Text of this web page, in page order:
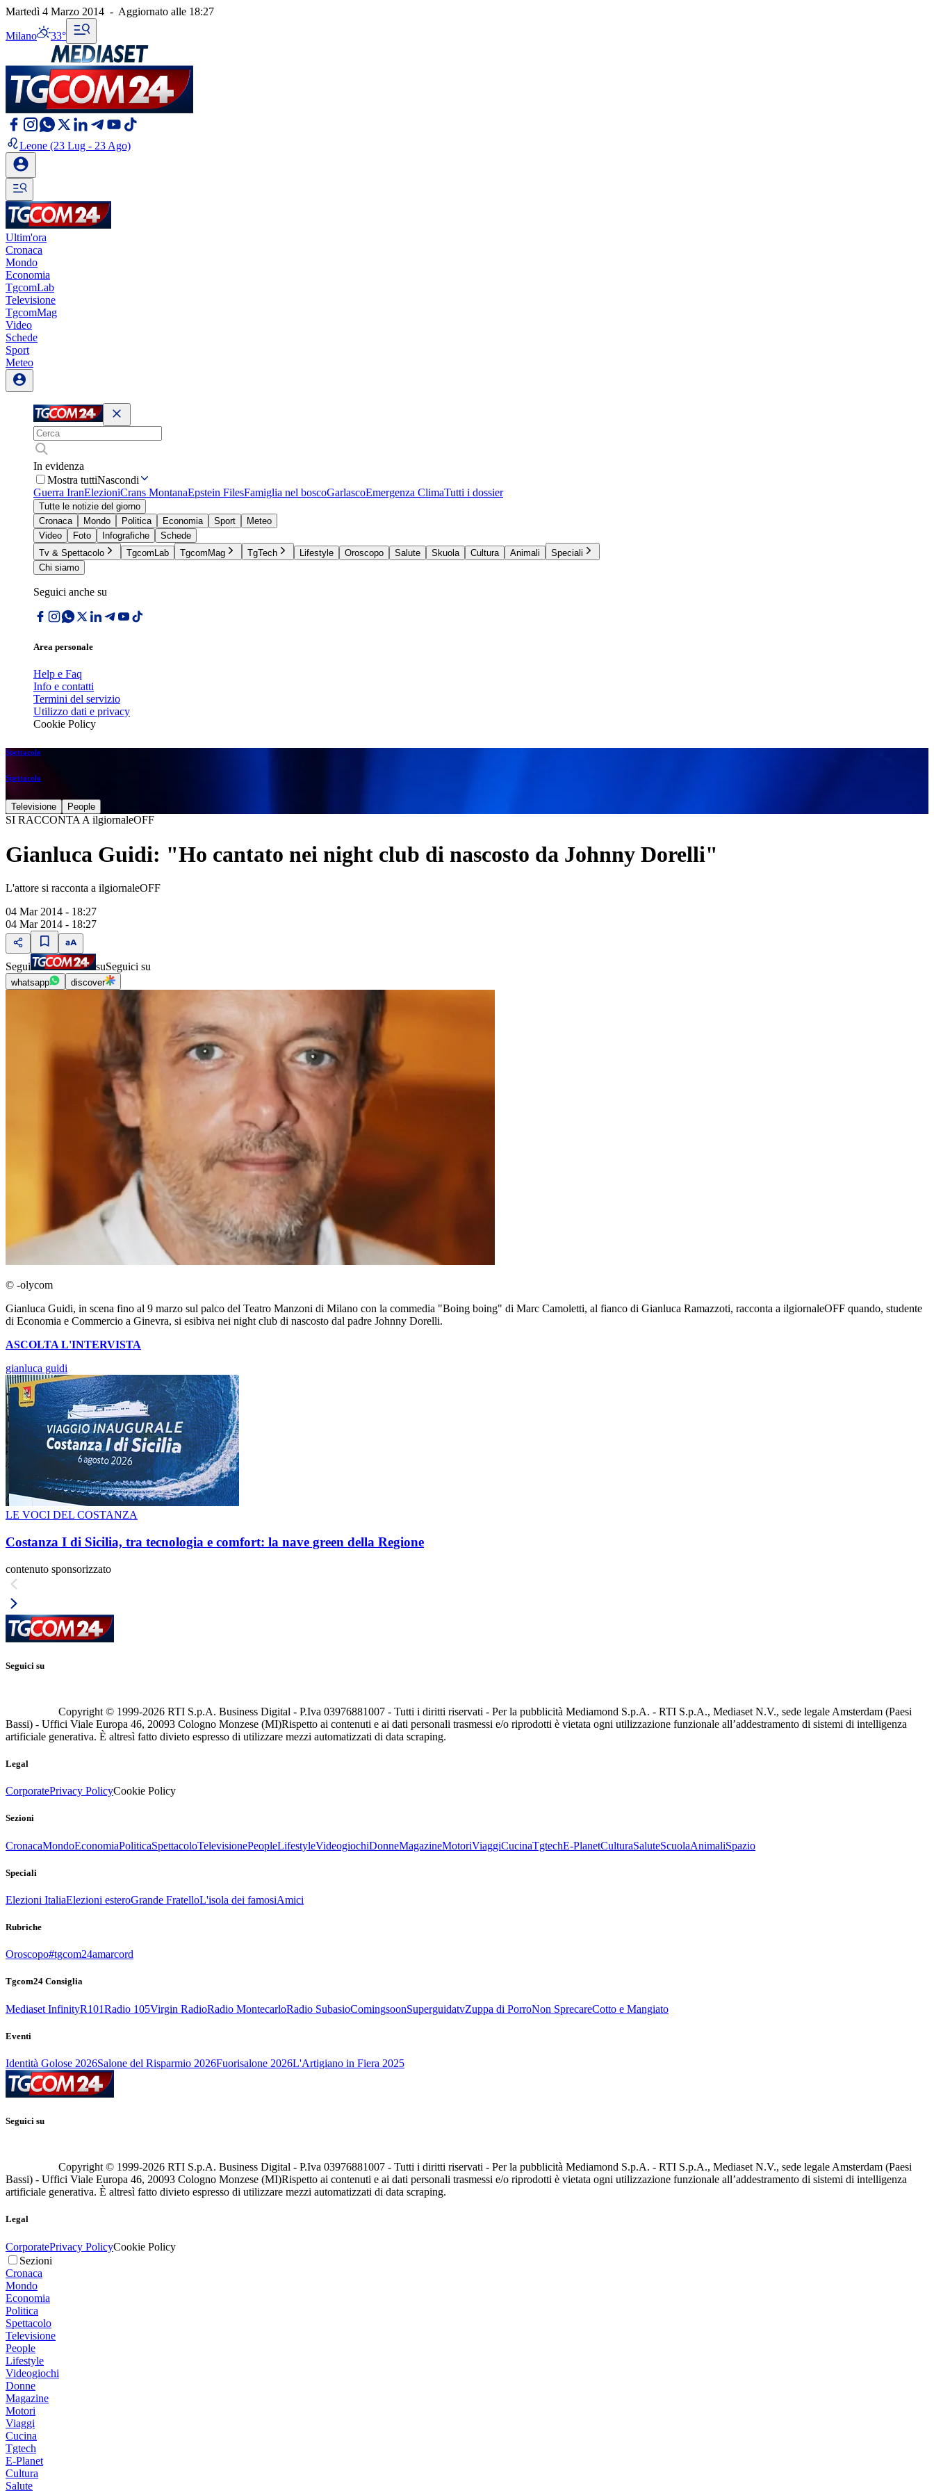
Martedì 4 Marzo 2014 - Aggiornato alle 18:27
Milano 33°
Leone (23 Lug - 23 Ago)
Ultim'ora
Cronaca
Mondo
Economia
TgcomLab
Televisione
TgcomMag
Video
Schede
Sport
Meteo
In evidenza
Mostra tuttiNascondi
Guerra IranElezioniCrans MontanaEpstein FilesFamiglia nel boscoGarlascoEmergenza ClimaTutti i dossier
Tutte le notizie del giorno
Cronaca
Mondo Politica Economia Sport
Meteo
Video
Foto Infografiche
Schede
Tv & Spettacolo
TgcomLab TgcomMag TgTech Lifestyle Oroscopo Salute Skuola Cultura Animali
Speciali
Chi siamo
Seguici anche su
Area personale
Help e Faq
Info e contatti
Termini del servizio
Utilizzo dati e privacy
Cookie Policy
Spettacolo
Spettacolo
Televisione People
SI RACCONTA A ilgiornaleOFF
Gianluca Guidi: "Ho cantato nei night club di nascosto da Johnny Dorelli"
L'attore si racconta a ilgiornaleOFF
04 Mar 2014 - 18:27
04 Mar 2014 - 18:27
Segui suSeguici su
whatsapp discover
© -olycom
Gianluca Guidi, in scena fino al 9 marzo sul palco del Teatro Manzoni di Milano con la commedia "Boing boing" di Marc Camoletti, al fianco di Gianluca Ramazzoti, racconta a ilgiornaleOFF quando, studente
di Economia e Commercio a Ginevra, si esibiva nei night club di nascosto dal padre Johnny Dorelli.
ASCOLTA L'INTERVISTA
gianluca guidi
LE VOCI DEL COSTANZA
Costanza I di Sicilia, tra tecnologia e comfort: la nave green della Regione
contenuto sponsorizzato
Seguici su
Copyright © 1999-2026 RTI S.p.A. Business Digital - P.Iva 03976881007 - Tutti i diritti riservati - Per la pubblicità Mediamond S.p.A. - RTI S.p.A., Mediaset N.V., sede legale Amsterdam (Paesi
Bassi) - Uffici Viale Europa 46, 20093 Cologno Monzese (MI)Rispetto ai contenuti e ai dati personali trasmessi e/o riprodotti è vietata ogni utilizzazione funzionale all’addestramento di sistemi di intelligenza
artificiale generativa. È altresì fatto divieto espresso di utilizzare mezzi automatizzati di data scraping.
Legal
CorporatePrivacy PolicyCookie Policy
Sezioni
CronacaMondoEconomiaPoliticaSpettacoloTelevisionePeopleLifestyleVideogiochiDonneMagazineMotoriViaggiCucinaTgtechE-PlanetCulturaSaluteScuolaAnimaliSpazio
Speciali
Elezioni ItaliaElezioni esteroGrande FratelloL'isola dei famosiAmici
Rubriche
Oroscopo#tgcom24amarcord
Tgcom24 Consiglia
Mediaset InfinityR101Radio 105Virgin RadioRadio MontecarloRadio SubasioComingsoonSuperguidatvZuppa di PorroNon SprecareCotto e Mangiato
Eventi
Identità Golose 2026Salone del Risparmio 2026Fuorisalone 2026L'Artigiano in Fiera 2025
Seguici su
Copyright © 1999-2026 RTI S.p.A. Business Digital - P.Iva 03976881007 - Tutti i diritti riservati - Per la pubblicità Mediamond S.p.A. - RTI S.p.A., Mediaset N.V., sede legale Amsterdam (Paesi
Bassi) - Uffici Viale Europa 46, 20093 Cologno Monzese (MI)Rispetto ai contenuti e ai dati personali trasmessi e/o riprodotti è vietata ogni utilizzazione funzionale all’addestramento di sistemi di intelligenza
artificiale generativa. È altresì fatto divieto espresso di utilizzare mezzi automatizzati di data scraping.
Legal
CorporatePrivacy PolicyCookie Policy
Sezioni
Cronaca
Mondo
Economia
Politica
Spettacolo
Televisione
People
Lifestyle
Videogiochi
Donne
Magazine
Motori
Viaggi
Cucina
Tgtech
E-Planet
Cultura
Salute